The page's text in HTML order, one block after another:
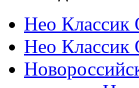
Нео Классик
Нео Классик